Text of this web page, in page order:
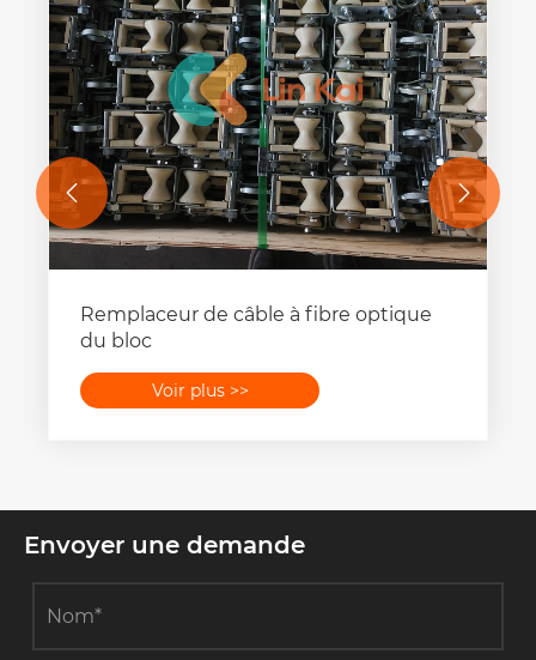
Remplaceur de câble à fibre optique
du bloc
Voir plus >>
 
Envoyer une demande